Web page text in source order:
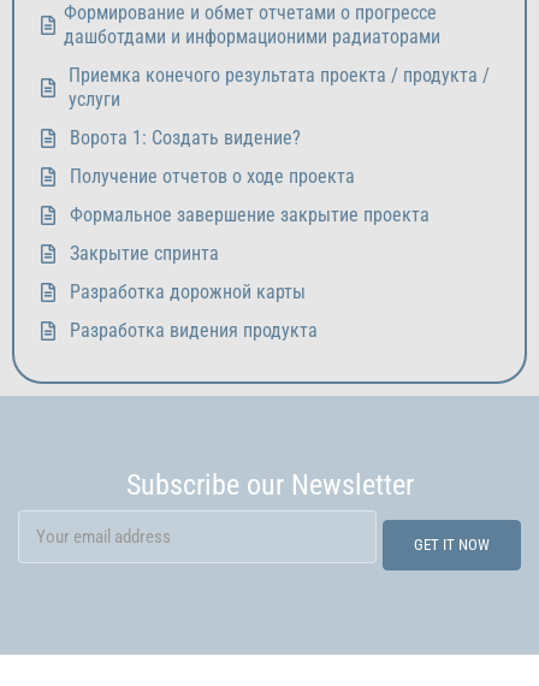
Формирование и обмет отчетами о прогрессе
дашботдами и информационими радиаторами
Приемка конечого результата проекта / продукта /
услуги
Ворота 1: Создать видение?
Получение отчетов о ходе проекта
Формальное завершение закрытие проекта
Закрытие спринта
Разработка дорожной карты
Разработка видения продукта
Subscribe our Newsletter